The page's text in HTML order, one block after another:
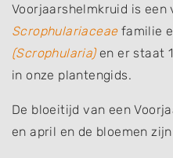
Facebook
TwitterLinkedin
Pinterest
Voorjaarshelmkruid is een
Scrophulariaceaefamilie
(Scrophularia)en er staat
in onze plantengids.
De bloeitijd van een
en april en de bloemen